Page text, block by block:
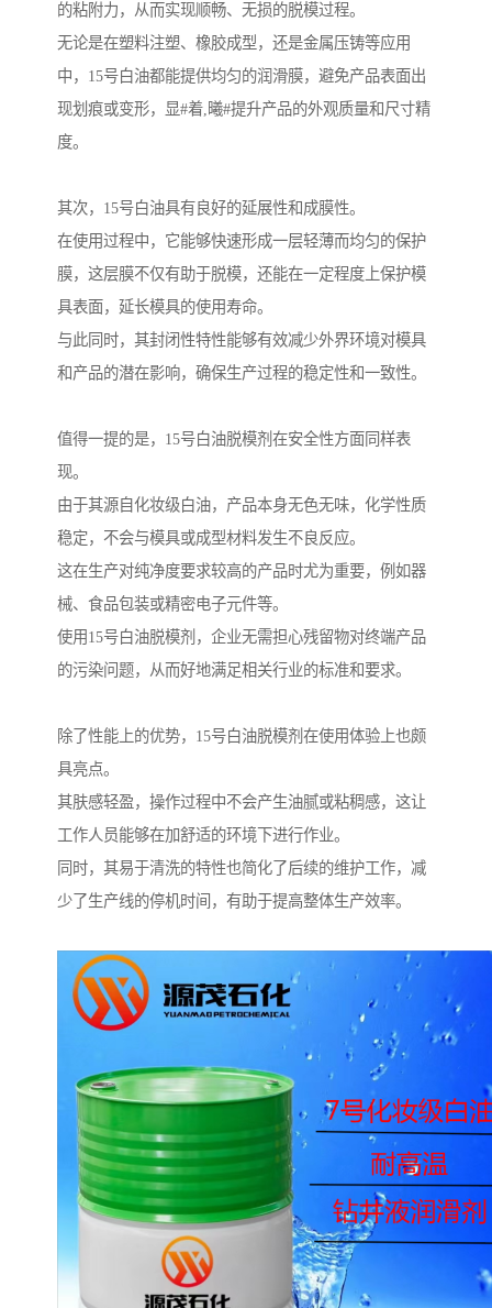
的粘附力，从而实现顺畅、无损的脱模过程。
无论是在塑料注塑、橡胶成型，还是金属压铸等应用
中，15号白油都能提供均匀的润滑膜，避免产品表面出
现划痕或变形，显#着,曦#提升产品的外观质量和尺寸精
度。
其次，15号白油具有良好的延展性和成膜性。
在使用过程中，它能够快速形成一层轻薄而均匀的保护
膜，这层膜不仅有助于脱模，还能在一定程度上保护模
具表面，延长模具的使用寿命。
与此同时，其封闭性特性能够有效减少外界环境对模具
和产品的潜在影响，确保生产过程的稳定性和一致性。
值得一提的是，15号白油脱模剂在安全性方面同样表
现。
由于其源自化妆级白油，产品本身无色无味，化学性质
稳定，不会与模具或成型材料发生不良反应。
这在生产对纯净度要求较高的产品时尤为重要，例如器
械、食品包装或精密电子元件等。
使用15号白油脱模剂，企业无需担心残留物对终端产品
的污染问题，从而好地满足相关行业的标准和要求。
除了性能上的优势，15号白油脱模剂在使用体验上也颇
具亮点。
其肤感轻盈，操作过程中不会产生油腻或粘稠感，这让
工作人员能够在加舒适的环境下进行作业。
同时，其易于清洗的特性也简化了后续的维护工作，减
少了生产线的停机时间，有助于提高整体生产效率。